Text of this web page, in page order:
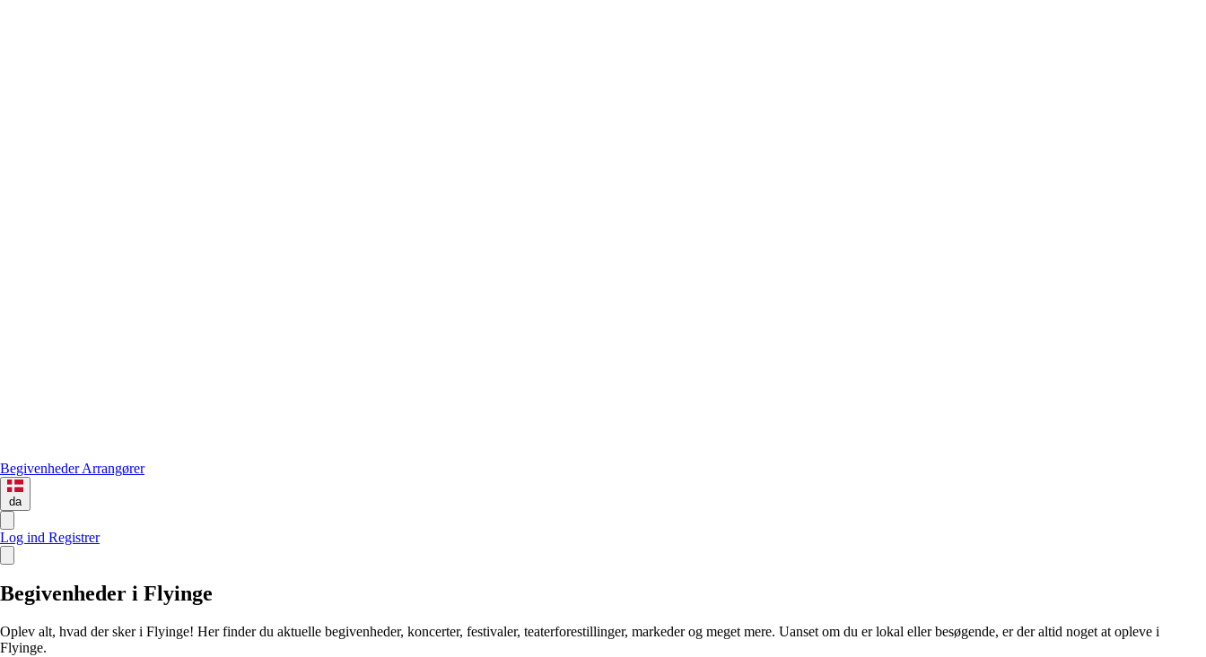
BegivenhederArrangører
da
Log ind Registrer
Begivenheder i Flyinge
Oplev alt, hvad der sker i Flyinge! Her finder du aktuelle begivenheder, koncerter, festivaler, teaterforestillinger, markeder og meget mere. Uanset om du er lokal eller besøgende, er der altid noget at opleve i
Flyinge.